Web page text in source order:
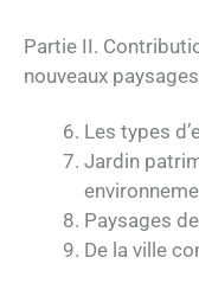
Partie II.
nouveaux
Les types
Jardin
Paysages
De la ville